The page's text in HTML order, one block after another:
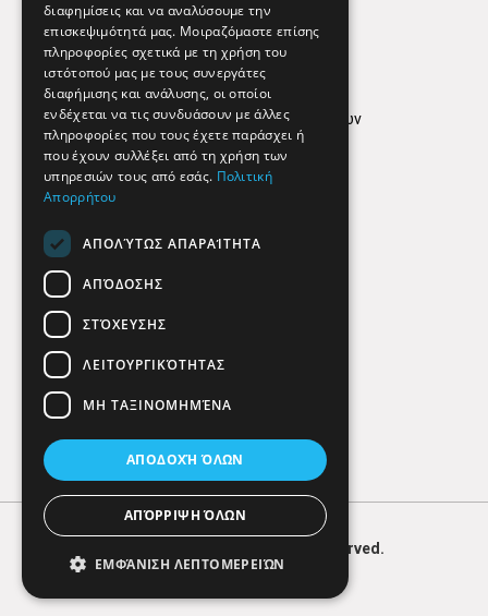
Απόρρητο
Όροι Χρήσης
Πολιτική προστασίας δεδομένων
Findhere
Social Media
HERE. All Rights Reserved.
διαφημίσεις και να αναλύσουμε την
επισκεψιμότητά μας. Μοιραζόμαστε επίσης
πληροφορίες σχετικά με τη χρήση του
ιστότοπού μας με τους συνεργάτες
διαφήμισης και ανάλυσης, οι οποίοι
ενδέχεται να τις συνδυάσουν με άλλες
πληροφορίες που τους έχετε παράσχει ή
που έχουν συλλέξει από τη χρήση των
υπηρεσιών τους από εσάς. Πολιτική
Απορρήτου
ΑΠΟΛΎΤΩΣ ΑΠΑΡΑΊΤΗΤΑ
ΑΠΌΔΟΣΗΣ
ΣΤΌΧΕΥΣΗΣ
ΛΕΙΤΟΥΡΓΙΚΌΤΗΤΑΣ
ΜΗ ΤΑΞΙΝΟΜΗΜΈΝΑ
ΑΠΟΔΟΧΉ ΌΛΩΝ
ΑΠΌΡΡΙΨΗ ΌΛΩΝ
ΕΜΦΆΝΙΣΗ ΛΕΠΤΟΜΕΡΕΙΏΝ